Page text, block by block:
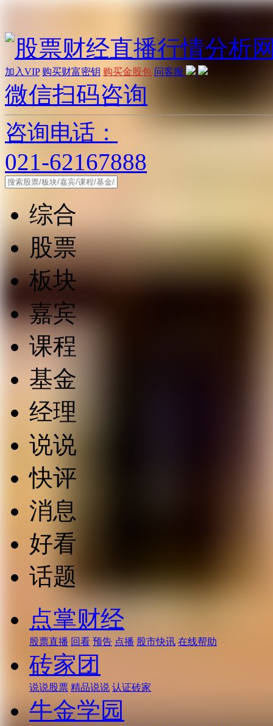
加入VIP 购买财富密钥 购买金股包 问客服
微信扫码咨询
咨询电话：
021-62167888
综合
股票
板块
嘉宾
课程
基金
经理
说说
快评
消息
好看
话题
点掌财经
股票直播 回看 预告 点播 股市快讯 在线帮助
砖家团
说说股票 精品说说 认证砖家
牛金学园